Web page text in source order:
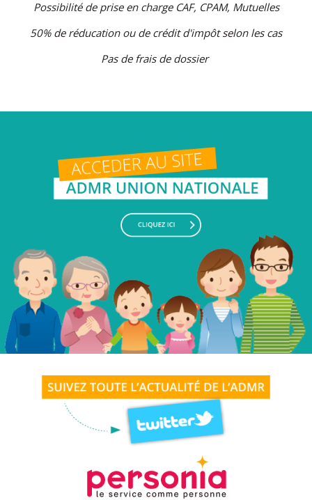
Possibilité de prise en charge CAF, CPAM, Mutuelles
50% de réducation ou de crédit d'impôt selon les cas
Pas de frais de dossier